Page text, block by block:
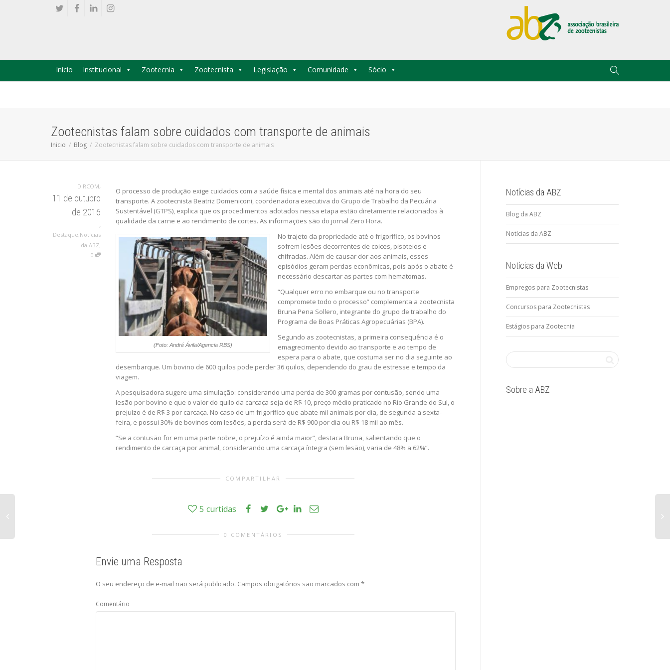
Início Institucional Zootecnia Zootecnista Legislação Comunidade Sócio
Zootecnistas falam sobre cuidados com transporte de animais
Inicio Blog Zootecnistas falam sobre cuidados com transporte de animais
DIRCOM,
11 de outubro
de 2016
Destaque,Notícias
da ABZ
0
O processo de produção exige cuidados com a saúde física e mental dos animais até na hora do seu
transporte. A zootecnista Beatriz Domeniconi, coordenadora executiva do Grupo de Trabalho da Pecuária
Sustentável (GTPS), explica que os procedimentos adotados nessa etapa estão diretamente relacionados à
qualidade da carne e ao rendimento de cortes. As informações são do jornal Zero Hora.
(Foto: André Ávila/Agencia RBS)
No trajeto da propriedade até o frigorífico, os bovinos
sofrem lesões decorrentes de coices, pisoteios e
chifradas. Além de causar dor aos animais, esses
episódios geram perdas econômicas, pois após o abate é
necessário descartar as partes com hematomas.
“Qualquer erro no embarque ou no transporte
compromete todo o processo” complementa a zootecnista
Bruna Pena Sollero, integrante do grupo de trabalho do
Programa de Boas Práticas Agropecuárias (BPA).
Segundo as zootecnistas, a primeira consequência é o
emagrecimento devido ao transporte e ao tempo de
espera para o abate, que costuma ser no dia seguinte ao
desembarque. Um bovino de 600 quilos pode perder 36 quilos, dependendo do grau de estresse e tempo da
viagem.
A pesquisadora sugere uma simulação: considerando uma perda de 300 gramas por contusão, sendo uma
lesão por bovino e que o valor do quilo da carcaça seja de R$ 10, preço médio praticado no Rio Grande do Sul, o
prejuízo é de R$ 3 por carcaça. No caso de um frigorífico que abate mil animais por dia, de segunda a sexta-
feira, e possui 30% de bovinos com lesões, a perda será de R$ 900 por dia ou R$ 18 mil ao mês.
“Se a contusão for em uma parte nobre, o prejuízo é ainda maior”, destaca Bruna, salientando que o
rendimento de carcaça por animal, considerando uma carcaça íntegra (sem lesão), varia de 48% a 62%”.
COMPARTILHAR
5 curtidas
0 COMENTÁRIOS
Envie uma Resposta
O seu endereço de e-mail não será publicado. Campos obrigatórios são marcados com *
Comentário
Notícias da ABZ
Blog da ABZ
Notícias da ABZ
Notícias da Web
Empregos para Zootecnistas
Concursos para Zootecnistas
Estágios para Zootecnia
Sobre a ABZ